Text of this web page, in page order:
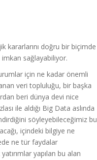
kararlarını doğru bir biçimde
sağlayabiliyor.
için ne kadar önemli
veri topluluğu, bir başka
beri dünya devi nice
ile aldığı Big Data aslında
söyleyebileceğimiz bu
içindeki bilgiye ne
ne tür faydalar
yapılan bu alan